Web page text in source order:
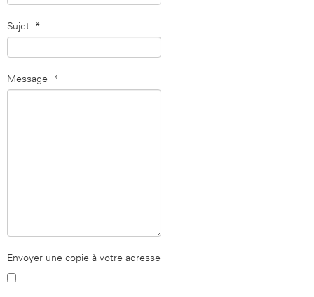
Sujet *
Message *
Envoyer une copie à votre adresse